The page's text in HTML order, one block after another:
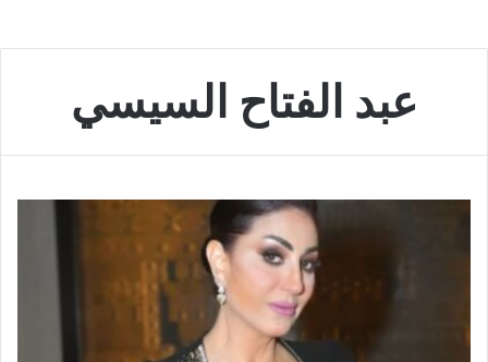
عبد الفتاح السيسي